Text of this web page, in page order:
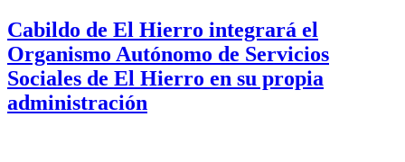
Cabildo de El Hierro integrará el
Organismo Autónomo de Servicios
Sociales de El Hierro en su propia
administración